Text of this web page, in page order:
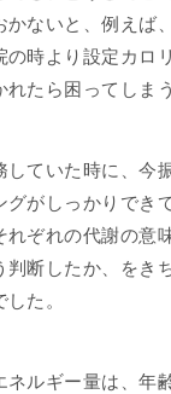
かないと、例えば
の時より設定カロ
たら困ってしま
していた時に、今
グがしっかりでき
れぞれの代謝の意
判断したか、をき
た。
ネルギー量は、年